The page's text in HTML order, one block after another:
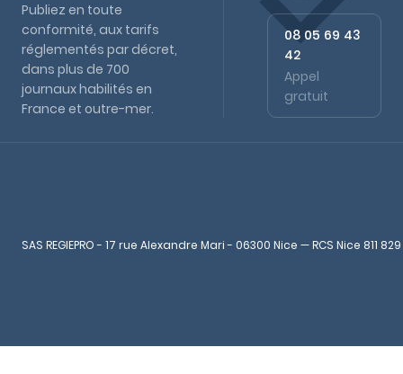
Publiez en toute
conformité, aux tarifs
réglementés par décret,
dans plus de 700
journaux habilités en
France et outre-mer.
08 05 69 43
42
Appel
gratuit
SAS REGIEPRO - 17 rue Alexandre Mari - 06300 Nice — RCS Nice 811